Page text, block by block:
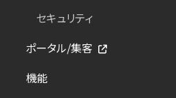
セキュリティ
ポータル/集客
機能